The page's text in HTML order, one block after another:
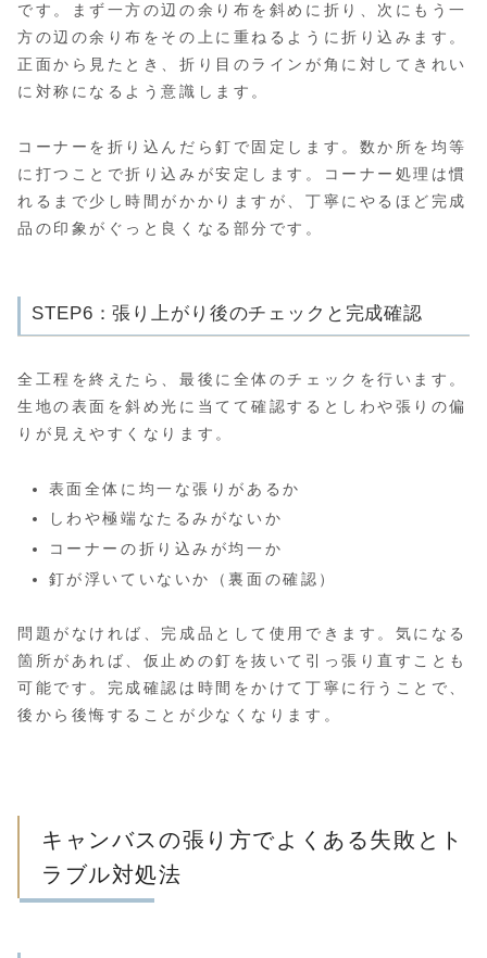
です。まず一方の辺の余り布を斜めに折り、次にもう一
方の辺の余り布をその上に重ねるように折り込みます。
正面から見たとき、折り目のラインが角に対してきれい
に対称になるよう意識します。
コーナーを折り込んだら釘で固定します。数か所を均等
に打つことで折り込みが安定します。コーナー処理は慣
れるまで少し時間がかかりますが、丁寧にやるほど完成
品の印象がぐっと良くなる部分です。
STEP6：張り上がり後のチェックと完成確認
全工程を終えたら、最後に全体のチェックを行います。
生地の表面を斜め光に当てて確認するとしわや張りの偏
りが見えやすくなります。
表面全体に均一な張りがあるか
しわや極端なたるみがないか
コーナーの折り込みが均一か
釘が浮いていないか（裏面の確認）
問題がなければ、完成品として使用できます。気になる
箇所があれば、仮止めの釘を抜いて引っ張り直すことも
可能です。完成確認は時間をかけて丁寧に行うことで、
後から後悔することが少なくなります。
キャンバスの張り方でよくある失敗とト
ラブル対処法